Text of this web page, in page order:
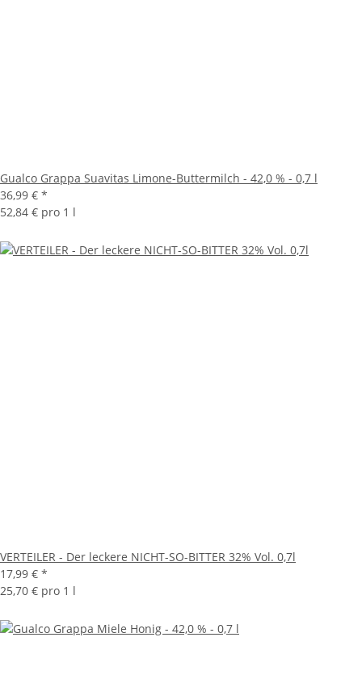
Gualco Grappa Suavitas Limone-Buttermilch - 42,0 % - 0,7 l
36,99 € *
52,84 € pro 1 l
VERTEILER - Der leckere NICHT-SO-BITTER 32% Vol. 0,7l
17,99 € *
25,70 € pro 1 l